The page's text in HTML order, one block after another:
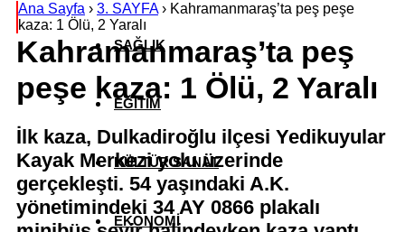
SAĞLIK
EĞİTİM
KÜLTÜR SANAT
EKONOMİ
Ana Sayfa › 3. SAYFA› Kahramanmaraş’ta peş peşe
kaza: 1 Ölü, 2 Yaralı
Kahramanmaraş’ta peş
peşe kaza: 1 Ölü, 2 Yaralı
İlk kaza, Dulkadiroğlu ilçesi Yedikuyular
Kayak Merkezi yolu üzerinde
gerçekleşti. 54 yaşındaki A.K.
yönetimindeki 34 AY 0866 plakalı